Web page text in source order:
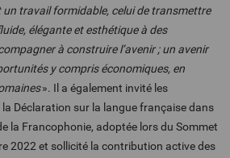
travail formidable, celui de transmettre
élégante et esthétique à des
à construire l’avenir ; un avenir
y compris économiques, en
». Il a également invité les
Déclaration sur la langue française dans
la Francophonie, adoptée lors du Sommet
2022 et sollicité la contribution active des